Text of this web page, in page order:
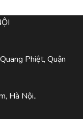
Phiệt, Quận
Hà Nội..